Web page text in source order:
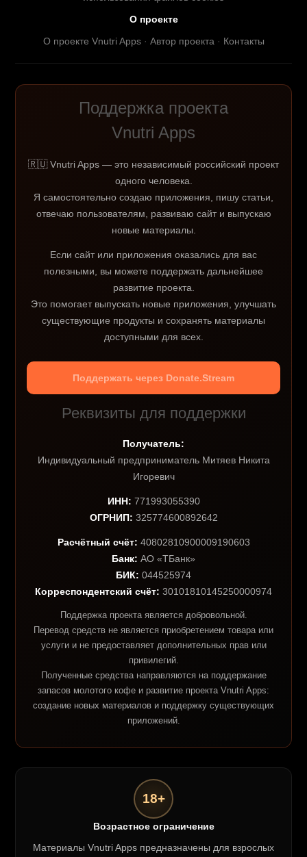
О проекте
О проекте Vnutri Apps· Автор проекта · Контакты
Поддержка проекта
Vnutri Apps
🇷🇺 Vnutri Apps — это независимый российский проект
одного человека.
Я самостоятельно создаю приложения, пишу статьи,
отвечаю пользователям, развиваю сайт и выпускаю
новые материалы.
Если сайт или приложения оказались для вас
полезными, вы можете поддержать дальнейшее
развитие проекта.
Это помогает выпускать новые приложения, улучшать
существующие продукты и сохранять материалы
доступными для всех.
Поддержать через Donate.Stream
Реквизиты для поддержки
Получатель:
Индивидуальный предприниматель Митяев Никита
Игоревич
ИНН: 771993055390
ОГРНИП: 325774600892642
Расчётный счёт: 40802810900009190603
Банк: АО «ТБанк»
БИК: 044525974
Корреспондентский счёт: 30101810145250000974
Поддержка проекта является добровольной.
Перевод средств не является приобретением товара или
услуги и не предоставляет дополнительных прав или
привилегий.
Полученные средства направляются на поддержание
запасов молотого кофе и развитие проекта Vnutri Apps:
создание новых материалов и поддержку существующих
приложений.
18+
Возрастное ограничение
Материалы Vnutri Apps предназначены для взрослых